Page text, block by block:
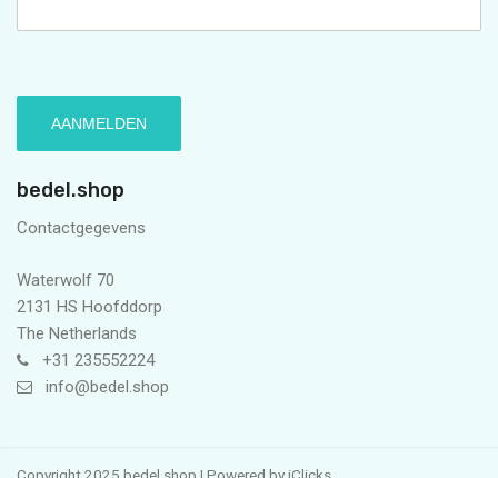
bedel.shop
Contactgegevens
Waterwolf 70
2131 HS Hoofddorp
The Netherlands
+31 235552224
info@bedel.shop